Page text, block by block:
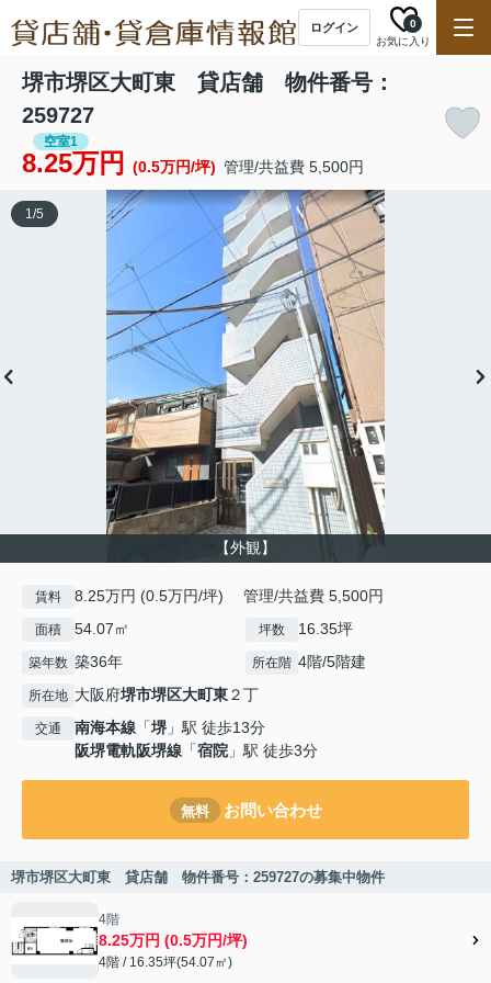
ログイン
お気に入り
0
堺市堺区大町東 貸店舗 物件番号：
259727
空室1
8.25万円 (0.5万円/坪) 管理/共益費 5,500円
【外観】
1/5
賃料 8.25万円 (0.5万円/坪) 管理/共益費 5,500円
面積 54.07㎡ 坪数 16.35坪
築年数 築36年 所在階 4階/5階建
所在地 大阪府堺市堺区大町東２丁
交通 南海本線 「堺 」駅 徒歩13分
阪堺電軌阪堺線 「宿院 」駅 徒歩3分
無料 お問い合わせ
堺市堺区大町東 貸店舗 物件番号：259727の募集中物件
4階
8.25万円 (0.5万円/坪)
4階 / 16.35坪(54.07㎡)